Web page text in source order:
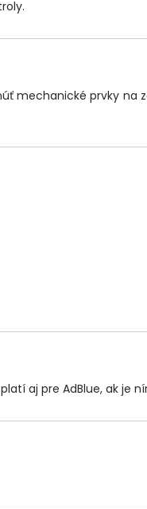
mechanické prvky na
aj pre AdBlue, ak je